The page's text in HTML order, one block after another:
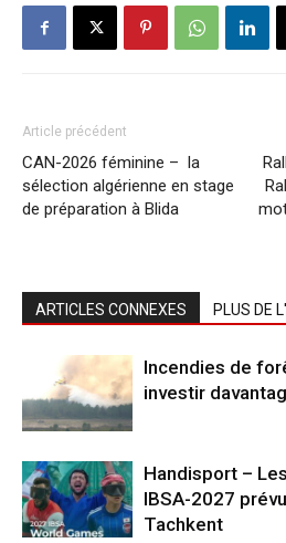
Article précédent
CAN-2026 féminine – la
sélection algérienne en stage
de préparation à Blida
ARTICLES CONNEXES PLUS DE
Incendies de
investir
Handisport –
IBSA-2027
Tachkent